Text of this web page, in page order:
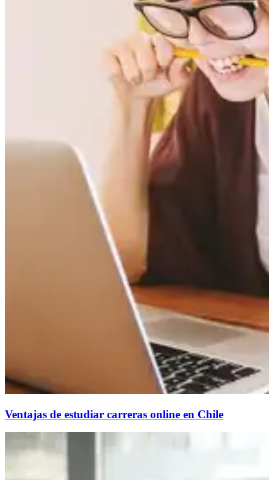
Ventajas de estudiar carreras online en Chile